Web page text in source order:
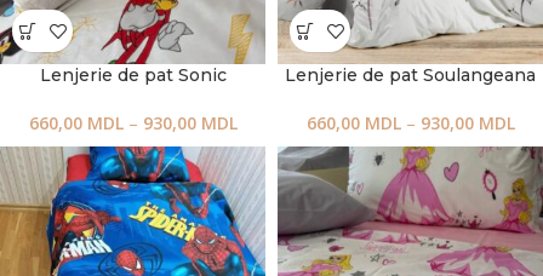
Lenjerie de pat Sonic
660,00 MDL – 930,00 MDL
Lenjerie de pat Soulangeana
660,00 MDL – 930,00 MDL